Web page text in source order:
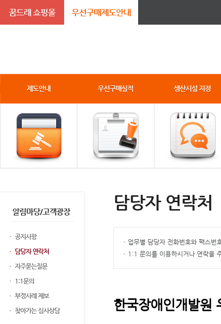
꿈드래 쇼핑몰 우선구매제도안내
제도안내 우선구매실적 생산시설 지정
알림마당/고객광장
공지사항
담당자 연락처
자주묻는질문
1:1문의
부정사례 제보
찾아가는 심사상담
담당자 연락처
업무별 담당자 전화번호와 팩스번
1:1 문의를 이용하시거나 연락을
한국장애인개발원